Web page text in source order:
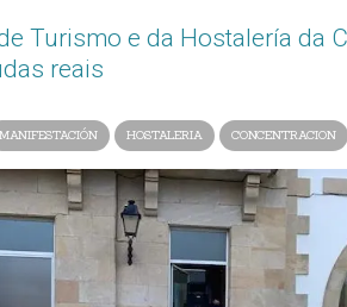
Turismo e da Hostalería da
reais
MANIFESTACIÓN HOSTALERIA CONCENTRACION